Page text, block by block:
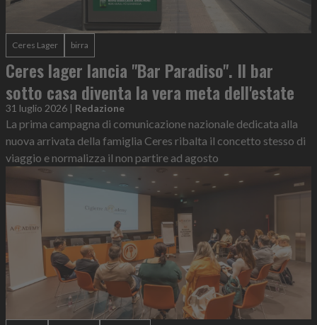
Ceres Lager birra
Ceres lager lancia "Bar Paradiso". Il bar
sotto casa diventa la vera meta dell'estate
31 luglio 2026 | Redazione
La prima campagna di comunicazione nazionale dedicata alla
nuova arrivata della famiglia Ceres ribalta il concetto stesso di
viaggio e normalizza il non partire ad agosto